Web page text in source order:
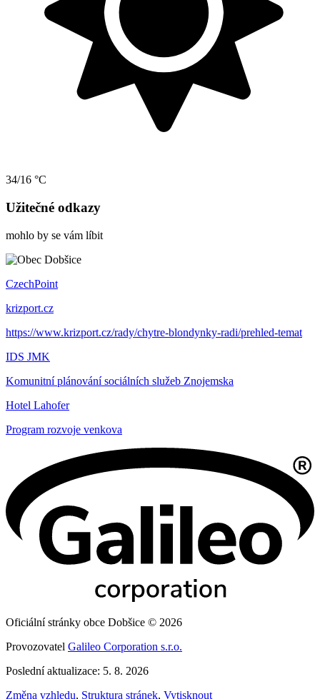
34/16 °C
Užitečné odkazy
mohlo by se vám líbit
CzechPoint
krizport.cz
https://www.krizport.cz/rady/chytre-blondynky-radi/prehled-temat
IDS JMK
Komunitní plánování sociálních služeb Znojemska
Hotel Lahofer
Program rozvoje venkova
Oficiální stránky obce Dobšice © 2026
Provozovatel Galileo Corporation s.r.o.
Poslední aktualizace: 5. 8. 2026
Změna vzhledu, Struktura stránek, Vytisknout